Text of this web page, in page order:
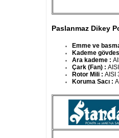
Paslanmaz Dikey
Emme ve
Kademe
Ara kademe :
Çark (Fan) :
Rotor Mili : AISI
Koruma Sacı :